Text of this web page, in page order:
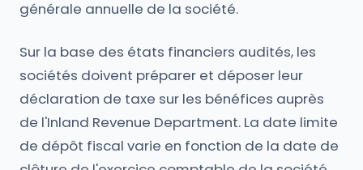
générale annuelle de la société.
Sur la base des états financiers audités, les
sociétés doivent préparer et déposer leur
déclaration de taxe sur les bénéfices auprès
de l'Inland Revenue Department. La date limite
de dépôt fiscal varie en fonction de la date de